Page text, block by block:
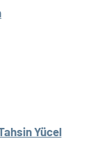
Yücel